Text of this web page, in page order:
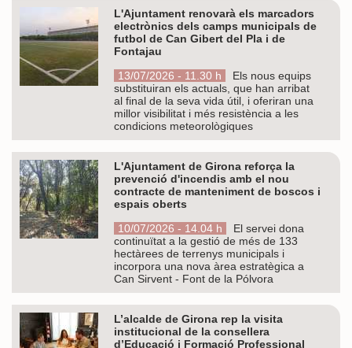
L'Ajuntament renovarà els marcadors
electrònics dels camps municipals de
futbol de Can Gibert del Pla i de
Fontajau
13/07/2026 - 11.30 h
Els nous equips
substituiran els actuals, que han arribat
al final de la seva vida útil, i oferiran una
millor visibilitat i més resistència a les
condicions meteorològiques
L'Ajuntament de Girona reforça la
prevenció d'incendis amb el nou
contracte de manteniment de boscos i
espais oberts
10/07/2026 - 14.04 h
El servei dona
continuïtat a la gestió de més de 133
hectàrees de terrenys municipals i
incorpora una nova àrea estratègica a
Can Sirvent - Font de la Pólvora
L’alcalde de Girona rep la visita
institucional de la consellera
d’Educació i Formació Professional